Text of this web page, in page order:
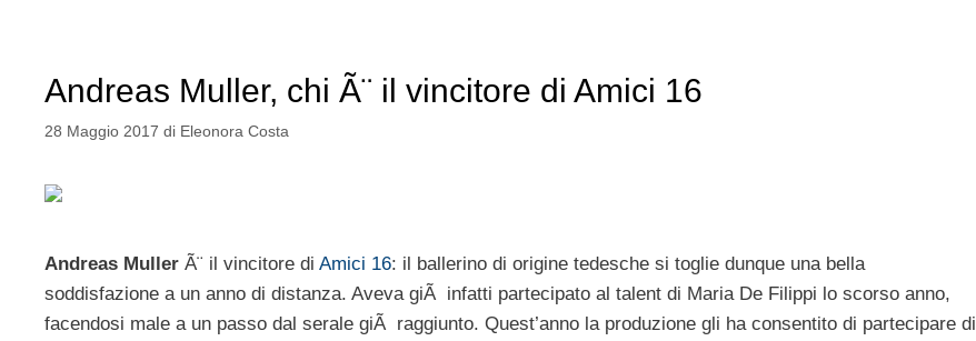
Andreas Muller, chi Ã¨ il vincitore di Amici 16
28 Maggio 2017 di Eleonora Costa
Andreas Muller Ã¨ il vincitore di Amici 16: il ballerino di origine tedesche si toglie dunque una bella
soddisfazione a un anno di distanza. Aveva giÃ infatti partecipato al talent di Maria De Filippi lo scorso anno,
facendosi male a un passo dal serale giÃ raggiunto. Quest’anno la produzione gli ha consentito di partecipare di